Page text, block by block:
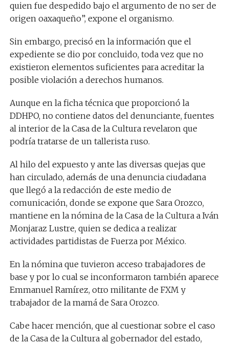
quien fue despedido bajo el argumento de no ser de
origen oaxaqueño”, expone el organismo.
Sin embargo, precisó en la información que el
expediente se dio por concluido, toda vez que no
existieron elementos suficientes para acreditar la
posible violación a derechos humanos.
Aunque en la ficha técnica que proporcionó la
DDHPO, no contiene datos del denunciante, fuentes
al interior de la Casa de la Cultura revelaron que
podría tratarse de un tallerista ruso.
Al hilo del expuesto y ante las diversas quejas que
han circulado, además de una denuncia ciudadana
que llegó a la redacción de este medio de
comunicación, donde se expone que Sara Orozco,
mantiene en la nómina de la Casa de la Cultura a Iván
Monjaraz Lustre, quien se dedica a realizar
actividades partidistas de Fuerza por México.
En la nómina que tuvieron acceso trabajadores de
base y por lo cual se inconformaron también aparece
Emmanuel Ramírez, otro militante de FXM y
trabajador de la mamá de Sara Orozco.
Cabe hacer mención, que al cuestionar sobre el caso
de la Casa de la Cultura al gobernador del estado,